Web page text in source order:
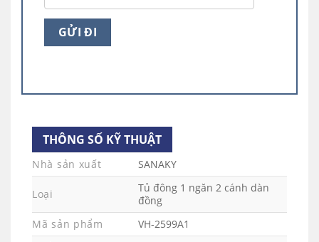
Dàn lạnh đồng nguyên chất, kết hợp làm lạnh
bằng đồng nguyênchất giúp cho tủ dẫn nhiệt
Tủ đông Sanaky VH-2599A1 được ứng dụng
công nghệ làm lạnh 360 độ, hơi lạnh sẽ được
tỏa đều bên trong tủ, tác động toàn diện lên bề
mặt thực phẩm, đem đến hiệu quả làm lạnh
sâu, đóng đông triệt để.
THÔNG SỐ KỸ THUẬT
Nhà sản xuất SANAKY
Loại
Tủ đông 1 ngăn 2 cánh dàn
đồng
Mã sản phẩm
VH-2599A1